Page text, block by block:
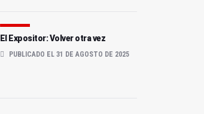
El Expositor: Volver otra vez
PUBLICADO EL 31 DE AGOSTO DE 2025